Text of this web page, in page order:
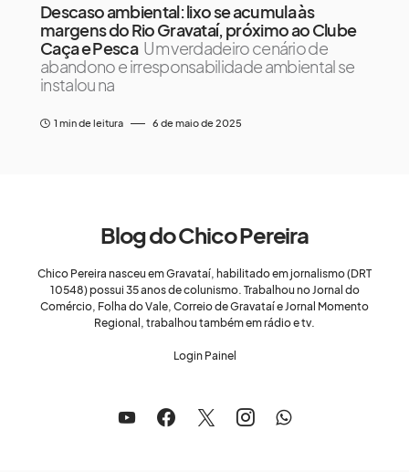
Descaso ambiental: lixo se acumula às
margens do Rio Gravataí, próximo ao Clube
Caça e Pesca Um verdadeiro cenário de
abandono e irresponsabilidade ambiental se
instalou na
1 min de leitura 6 de maio de 2025
Blog do Chico Pereira
Chico Pereira nasceu em Gravataí, habilitado em jornalismo (DRT
10548) possui 35 anos de colunismo. Trabalhou no Jornal do
Comércio, Folha do Vale, Correio de Gravataí e Jornal Momento
Regional, trabalhou também em rádio e tv.
Login Painel